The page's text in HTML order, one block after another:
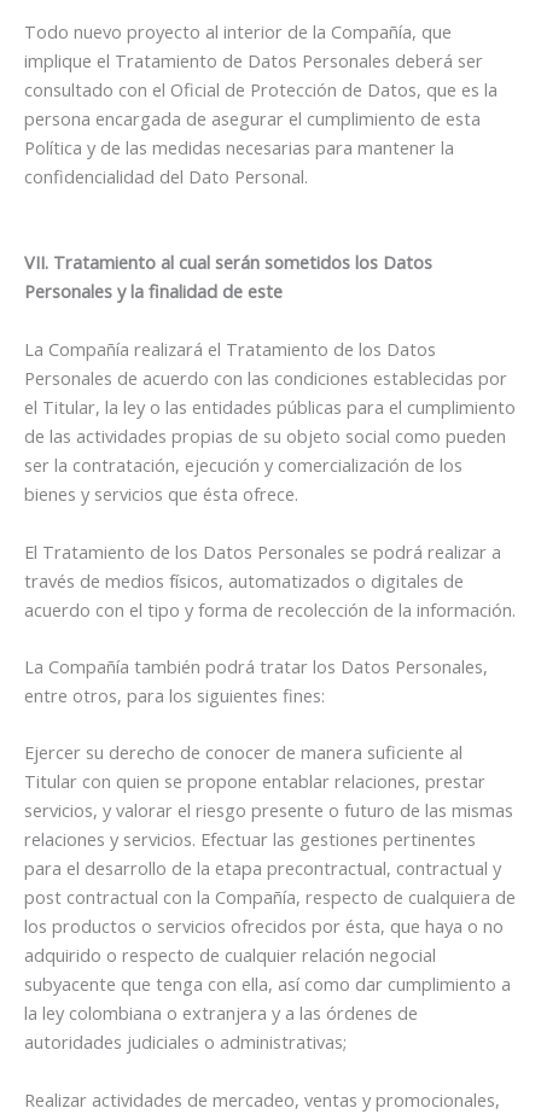
Todo nuevo proyecto al interior de la Compañía, que
implique el Tratamiento de Datos Personales deberá ser
consultado con el Oficial de Protección de Datos, que es la
persona encargada de asegurar el cumplimiento de esta
Política y de las medidas necesarias para mantener la
confidencialidad del Dato Personal.
VII. Tratamiento al cual serán sometidos los Datos
Personales y la finalidad de este
La Compañía realizará el Tratamiento de los Datos
Personales de acuerdo con las condiciones establecidas por
el Titular, la ley o las entidades públicas para el cumplimiento
de las actividades propias de su objeto social como pueden
ser la contratación, ejecución y comercialización de los
bienes y servicios que ésta ofrece.
El Tratamiento de los Datos Personales se podrá realizar a
través de medios físicos, automatizados o digitales de
acuerdo con el tipo y forma de recolección de la información.
La Compañía también podrá tratar los Datos Personales,
entre otros, para los siguientes fines:
Ejercer su derecho de conocer de manera suficiente al
Titular con quien se propone entablar relaciones, prestar
servicios, y valorar el riesgo presente o futuro de las mismas
relaciones y servicios. Efectuar las gestiones pertinentes
para el desarrollo de la etapa precontractual, contractual y
post contractual con la Compañía, respecto de cualquiera de
los productos o servicios ofrecidos por ésta, que haya o no
adquirido o respecto de cualquier relación negocial
subyacente que tenga con ella, así como dar cumplimiento a
la ley colombiana o extranjera y a las órdenes de
autoridades judiciales o administrativas;
Realizar actividades de mercadeo, ventas y promocionales,